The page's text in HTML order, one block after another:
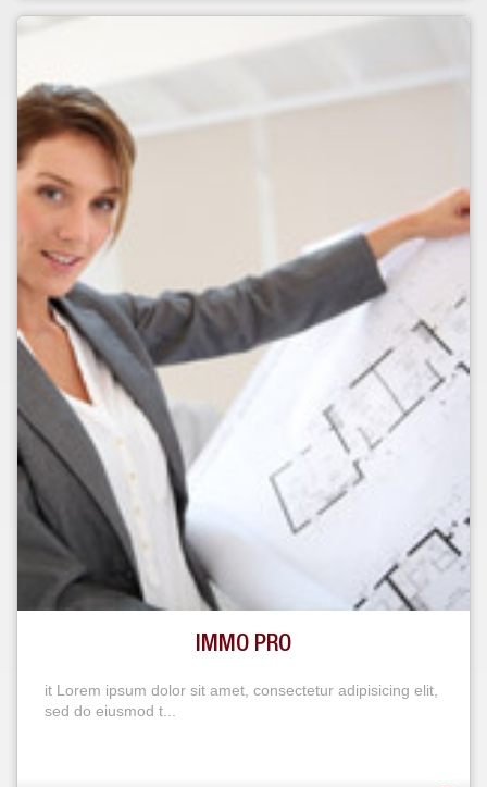
IMMO PRO
it Lorem ipsum dolor sit amet, consectetur adipisicing elit,
sed do eiusmod t...